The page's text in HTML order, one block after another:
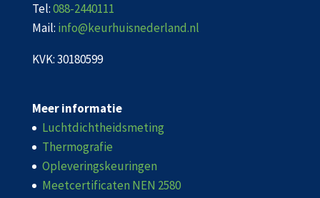
Tel:088-2440111
Mail: info@keurhuisnederland.nl
KVK: 30180599
Meer informatie
Luchtdichtheidsmeting
Thermografie
Opleveringskeuringen
Meetcertificaten NEN 2580